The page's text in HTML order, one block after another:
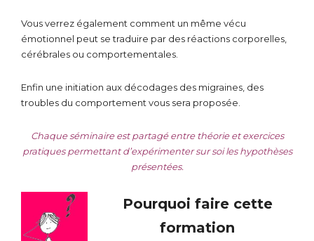
Vous verrez également comment un même vécu
émotionnel peut se traduire par des réactions corporelles,
cérébrales ou comportementales.
Enfin une initiation aux décodages des migraines, des
troubles du comportement vous sera proposée.
Chaque séminaire est partagé entre théorie et exercices
pratiques permettant d’expérimenter sur soi les hypothèses
présentées.
Pourquoi faire cette
formation